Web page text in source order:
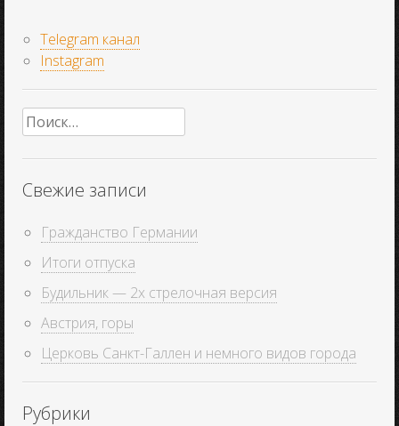
Telegram канал
Instagram
Найти:
Свежие записи
Гражданство Германии
Итоги отпуска
Будильник — 2х стрелочная версия
Австрия, горы
Церковь Санкт-Галлен и немного видов города
Рубрики